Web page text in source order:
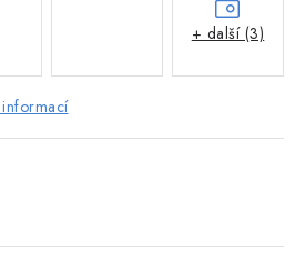
BOAT
+ další (3)